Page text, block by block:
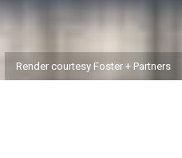
Render courtesy Foster + Partners